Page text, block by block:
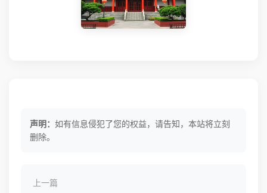
声明： 如有信息侵犯了您的权益，请告知，本站将立刻
删除。
上一篇